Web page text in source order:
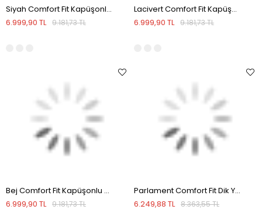
Siyah Comfort Fit Kapüşonlu Gizli Fermuarlı Klasik Model Mont
6.999,90 TL 9.181,73 TL
Lacivert Comfort Fit Kapüşonlu Gizli Fermuarlı Klasik Model Mont
6.999,90 TL 9.181,73 TL
Bej Comfort Fit Kapüşonlu Gizli Fermuarlı Klasik Model Mont
6.999,90 TL 9.181,73 TL
Parlament Comfort Fit Dik Yaka Mevsimlik Spor Mont
6.249,88 TL 8.363,55 TL